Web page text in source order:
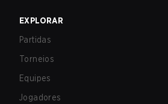
EXPLORAR
Partidas
Torneios
Equipes
Jogadores